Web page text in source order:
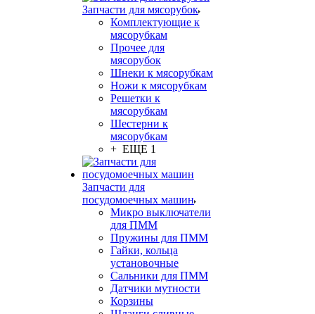
Запчасти для мясорубок
Комплектующие к
мясорубкам
Прочее для
мясорубок
Шнеки к мясорубкам
Ножи к мясорубкам
Решетки к
мясорубкам
Шестерни к
мясорубкам
+ ЕЩЕ 1
Запчасти для
посудомоечных машин
Микро выключатели
для ПММ
Пружины для ПММ
Гайки, кольца
установочные
Сальники для ПММ
Датчики мутности
Корзины